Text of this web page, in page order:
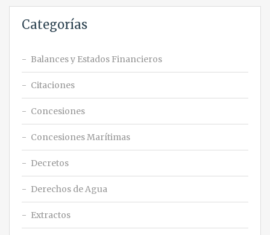
Categorías
Balances y Estados Financieros
Citaciones
Concesiones
Concesiones Marítimas
Decretos
Derechos de Agua
Extractos